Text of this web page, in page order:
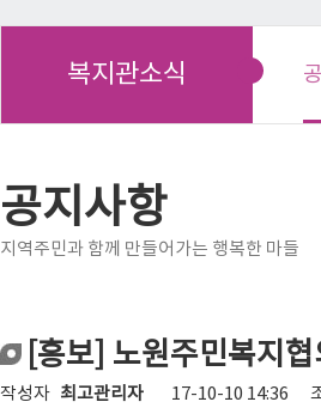
복지관소식
공지사항
지역주민과 함께 만들어가는 행복한 마들
[홍보] 노원주민복지
작성자 최고관리자 17-10-10 14:36